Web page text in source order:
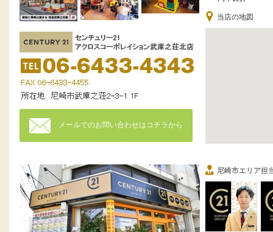
メールでのお問い合わせはコチラから
当店の地図
尼崎市エリア担